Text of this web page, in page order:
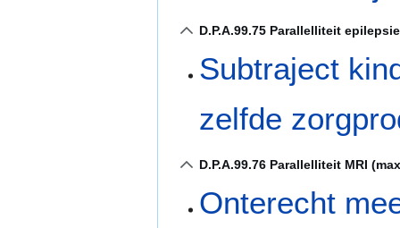
D.P.A.99.75 Parallelliteit
Subtraject
zelfde
D.P.A.99.76 Parallelliteit MRI
Onterecht